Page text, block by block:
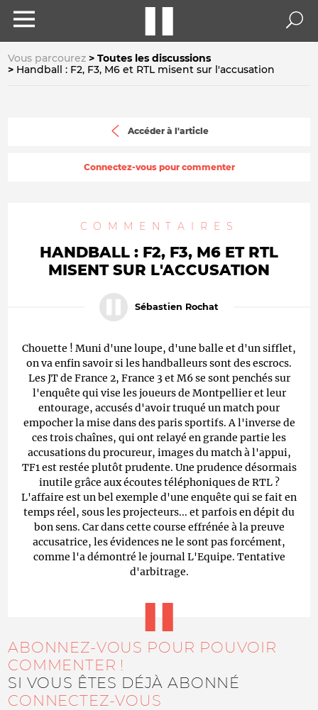
Vous parcourez
Toutes les discussions
Handball : F2, F3, M6 et RTL misent sur l'accusation
Accéder à l'article
Connectez-vous pour commenter
COMMENTAIRES
HANDBALL : F2, F3, M6 ET RTL
MISENT SUR L'ACCUSATION
Sébastien Rochat
Chouette ! Muni d'une loupe, d'une balle et d'un sifflet,
on va enfin savoir si les handballeurs sont des escrocs.
Les JT de France 2, France 3 et M6 se sont penchés sur
l'enquête qui vise les joueurs de Montpellier et leur
entourage, accusés d'avoir truqué un match pour
empocher la mise dans des paris sportifs. A l'inverse de
ces trois chaînes, qui ont relayé en grande partie les
accusations du procureur, images du match à l'appui,
TF1 est restée plutôt prudente. Une prudence désormais
inutile grâce aux écoutes téléphoniques de RTL ?
L'affaire est un bel exemple d'une enquête qui se fait en
temps réel, sous les projecteurs... et parfois en dépit du
bon sens. Car dans cette course effrénée à la preuve
accusatrice, les évidences ne le sont pas forcément,
comme l'a démontré le journal L'Equipe. Tentative
d'arbitrage.
ABONNEZ-VOUS POUR POUVOIR
COMMENTER !
SI VOUS ÊTES DÉJÀ ABONNÉ
CONNECTEZ-VOUS